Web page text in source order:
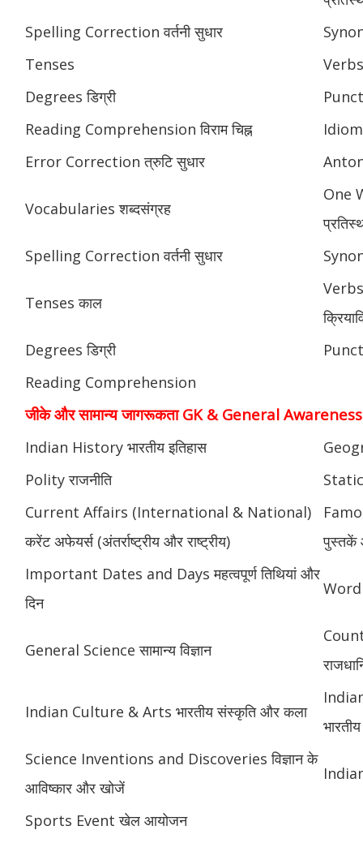
Spelling Correction वर्तनी सुधार
Tenses
Degrees डिग्री
Reading Comprehension विराम चिह्न
Error Correction त्रुटि सुधार
Vocabularies शब्दसंग्रह
One
Spelling Correction वर्तनी सुधार
Tenses काल
Degrees डिग्री
Reading Comprehension
जीके और सामान्य जागरूकता GK & General Awareness
Indian History भारतीय इतिहास
Polity राजनीति
Current Affairs (International & National)
करेंट अफेयर्स (अंतर्राष्ट्रीय और राष्ट्रीय)
Important Dates and Days महत्वपूर्ण तिथियां और
दिन
General Science सामान्य विज्ञान
Indian Culture & Arts भारतीय संस्कृति और कला
Science Inventions and Discoveries विज्ञान के
आविष्कार और खोजें
Sports Event खेल आयोजन